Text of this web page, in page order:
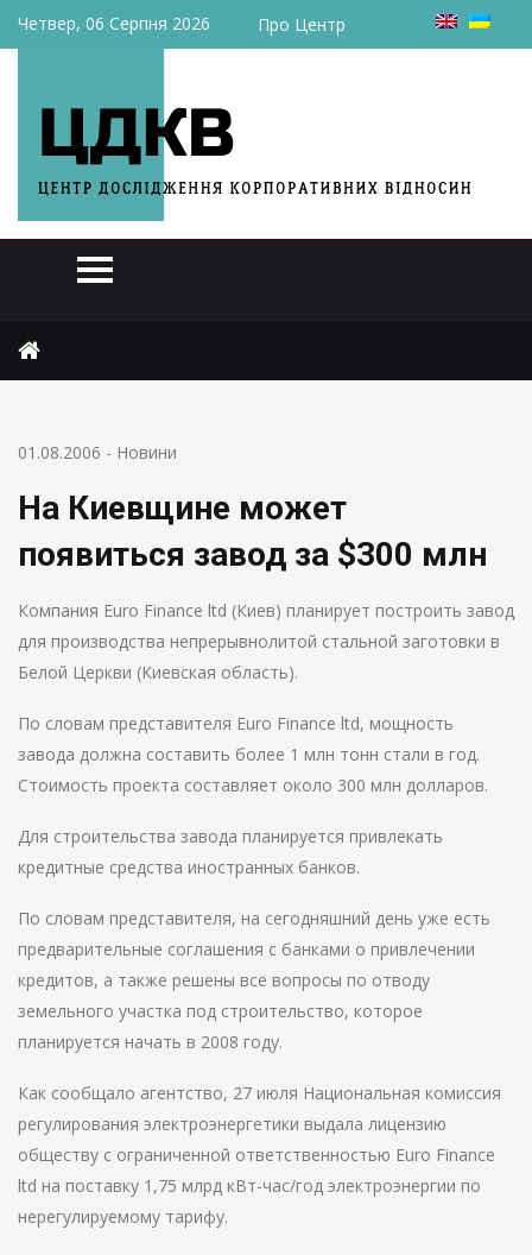
Четвер, 06 Серпня 2026 Про Центр
На Киевщине может появиться завод за $300 млн
01.08.2006 - Новини
На Киевщине может
появиться завод за $300 млн
Компания Euro Finance ltd (Киев) планирует построить завод
для производства непрерывнолитой стальной заготовки в
Белой Церкви (Киевская область).
По словам представителя Euro Finance ltd, мощность
завода должна составить более 1 млн тонн стали в год.
Стоимость проекта составляет около 300 млн долларов.
Для строительства завода планируется привлекать
кредитные средства иностранных банков.
По словам представителя, на сегодняшний день уже есть
предварительные соглашения с банками о привлечении
кредитов, а также решены все вопросы по отводу
земельного участка под строительство, которое
планируется начать в 2008 году.
Как сообщало агентство, 27 июля Национальная комиссия
регулирования электроэнергетики выдала лицензию
обществу с ограниченной ответственностью Euro Finance
ltd на поставку 1,75 млрд кВт-час/год электроэнергии по
нерегулируемому тарифу.